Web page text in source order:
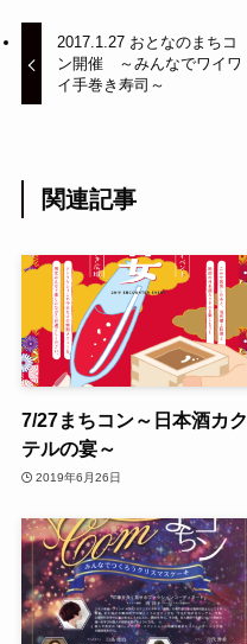
2017.1.27 おとなのまちコ
ン開催 ～みんなでワイワ
イ手巻き寿司～
関連記事
7/27まちコン～日本酒カク
テルの宴～
2019年6月26日